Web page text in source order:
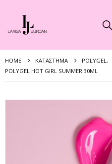
HOME ΚΑΤΆΣΤΗΜΑ POLYGEL,
POLYGEL HOT GIRL SUMMER 30ML